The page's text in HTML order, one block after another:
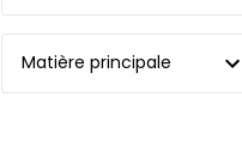
Matière principale